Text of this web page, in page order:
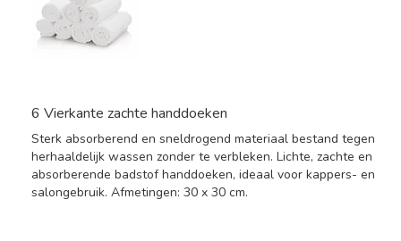
6 Vierkante zachte handdoeken
Sterk absorberend en sneldrogend materiaal bestand tegen
herhaaldelijk wassen zonder te verbleken. Lichte, zachte en
absorberende badstof handdoeken, ideaal voor kappers- en
salongebruik. Afmetingen: 30 x 30 cm.